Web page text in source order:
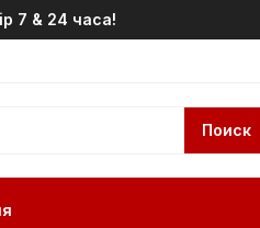
7 & 24 часа!
Поиск